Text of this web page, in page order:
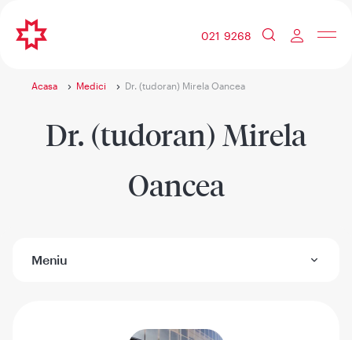
021 9268
Acasa Medici Dr. (tudoran) Mirela Oancea
Dr. (tudoran) Mirela
Oancea
Meniu